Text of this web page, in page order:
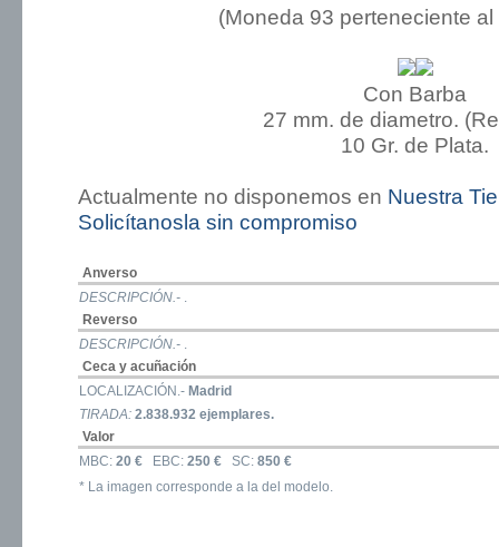
(Moneda 93 perteneciente al
Con Barba
27 mm. de diametro.
10 Gr. de Plata.
Actualmente no disponemos en Nuestra
Solicítanosla sin compromiso
Anverso
DESCRIPCIÓN.- .
Reverso
DESCRIPCIÓN.- .
Ceca y acuñación
LOCALIZACIÓN.- Madrid
TIRADA: 2.838.932 ejemplares.
Valor
MBC: 20 € EBC: 250 € SC: 850 €
* La imagen corresponde a la del modelo.